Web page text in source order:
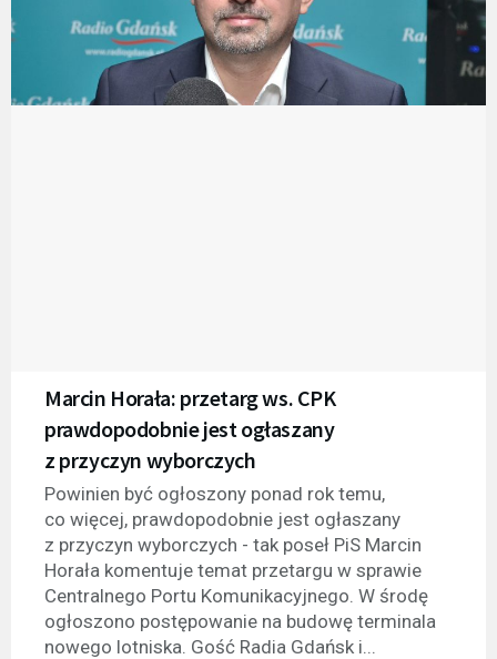
Marcin Horała: przetarg ws. CPK
prawdopodobnie jest ogłaszany
z przyczyn wyborczych
Powinien być ogłoszony ponad rok temu,
co więcej, prawdopodobnie jest ogłaszany
z przyczyn wyborczych - tak poseł PiS Marcin
Horała komentuje temat przetargu w sprawie
Centralnego Portu Komunikacyjnego. W środę
ogłoszono postępowanie na budowę terminala
nowego lotniska. Gość Radia Gdańsk i...